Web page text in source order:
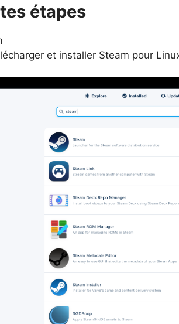
étapes
et installer Steam pour